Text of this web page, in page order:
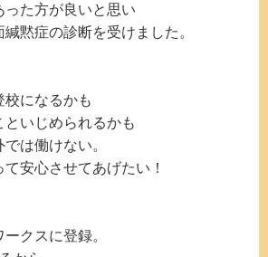
った方が良いと思い
黙症の診断を受けました。
校になるかも
いじめられるかも
は働けない。
安心させてあげたい！
クスに登録。